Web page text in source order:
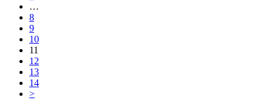
…
8
9
10
11
12
13
14
>